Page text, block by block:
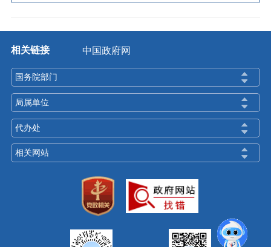
相关链接 中国政府网
国务院部门
局属单位
代办处
相关网站